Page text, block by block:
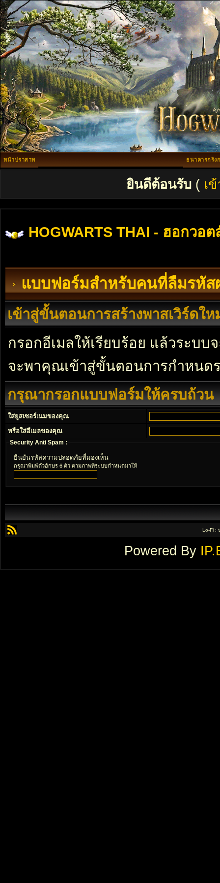
หน้าปราสาท ธนาคารกริง
ยินดีต้อนรับ( เ
HOGWARTS THAI - ฮอกวอต
แบบฟอร์มสำหรับคนที่ลืมรหัส
เข้าสู่ขั้นตอนการสร้างพาสเวิร์ดให
กรอกอีเมลให้เรียบร้อย แล้วระบ
จะพาคุณเข้าสู่ขั้นตอนการกำหนด
กรุณากรอกแบบฟอร์มให้ครบถ้วน
ใส่ยูสเซอร์เนมของคุณ
หรือใส่อีเมลของคุณ
Security Anti Spam :
ยืนยันรหัสความปลอดภัยที่มองเห็น
กรุณาพิมพ์ตัวอักษร 6 ตัว ตามภาพที่ระบบกำหนดมาให้
Lo-Fi ;
Powered By